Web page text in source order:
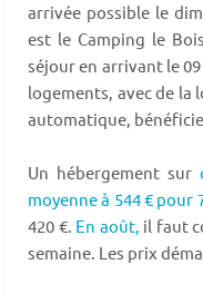
arrivée possible le
est le Camping le
séjour en arrivant le
logements, avec de la
automatique,
Un hébergement sur
moyenne à 544 € pour
420 €. En août, il faut
semaine. Les prix